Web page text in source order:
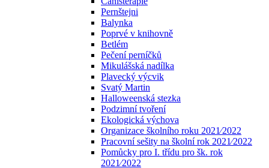
Pernštejni
Balynka
Poprvé v knihovně
Betlém
Pečení perníčků
Mikulášská nadílka
Plavecký výcvik
Svatý Martin
Halloweenská stezka
Podzimní tvoření
Ekologická výchova
Organizace školního roku 2021⁄2022
Pracovní sešity na školní rok 2021⁄2022
Pomůcky pro I. třídu pro šk. rok
2021⁄2022